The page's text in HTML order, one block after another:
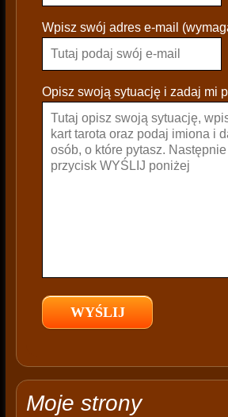
a
s
e
a
e
e
p
y
Wpisz swój adres e-mail
Opisz swoją sytuację i zadaj mi
Moje strony